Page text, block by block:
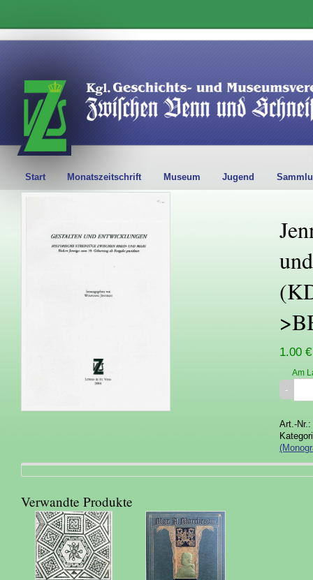
Start Monatszeitschrift Museum Jugend
1.00 €
Am
Art.-Nr.:
Verwandte Produkte